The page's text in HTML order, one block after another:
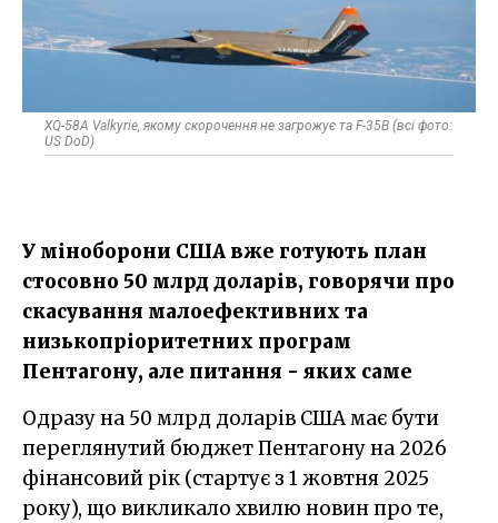
XQ-58A Valkyrie, якому скорочення не загрожує та F-35B (всі фото:
US DoD)
У міноборони США вже готують план
стосовно 50 млрд доларів, говорячи про
скасування малоефективних та
низькопріоритетних ​програм
Пентагону, але питання - яких саме
Одразу на 50 млрд доларів США має бути
переглянутий бюджет Пентагону на 2026
фінансовий рік (стартує з 1 жовтня 2025
року), що викликало хвилю новин про те,